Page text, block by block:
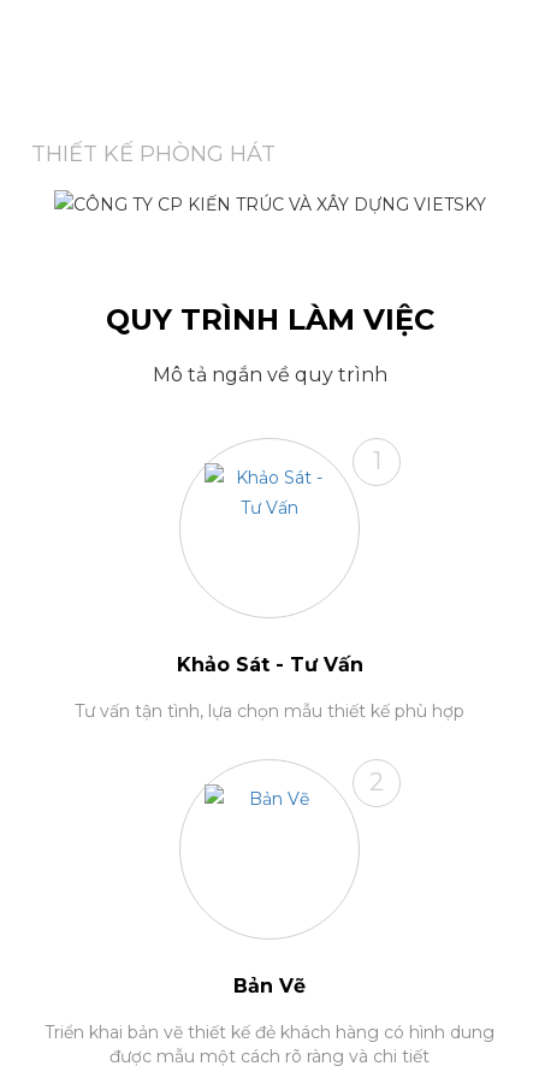
THIẾT KẾ PHÒNG HÁT
QUY TRÌNH LÀM VIỆC
Mô tả ngắn về quy trình
1
Khảo Sát - Tư Vấn
Tư vấn tận tình, lựa chọn mẫu thiết kế phù hợp
2
Bản Vẽ
Triển khai bản vẽ thiết kế đẻ khách hàng có hình dung
được mẫu một cách rõ ràng và chi tiết